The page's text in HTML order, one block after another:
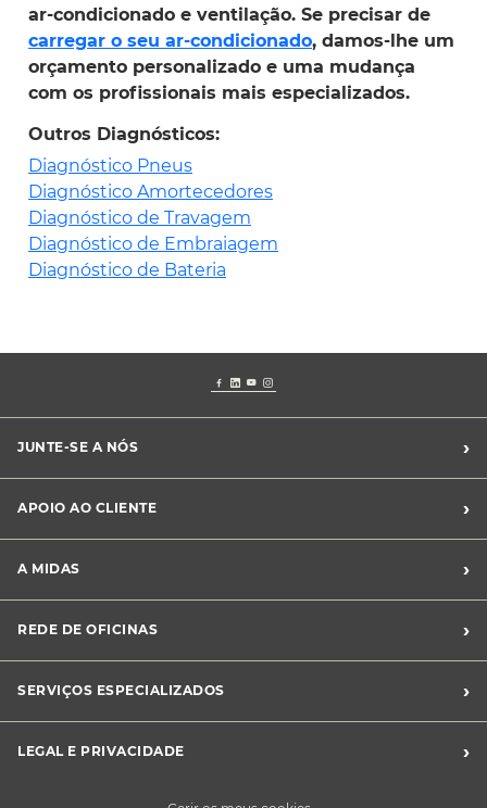
ar-condicionado e ventilação. Se precisar de
carregar o seu ar-condicionado, damos-lhe um
orçamento personalizado e uma mudança
com os profissionais mais especializados.
Outros Diagnósticos:
Diagnóstico Pneus
Diagnóstico Amortecedores
Diagnóstico de Travagem
Diagnóstico de Embraiagem
Diagnóstico de Bateria
JUNTE-SE A NÓS ›
Franchising Midas
APOIO AO CLIENTE ›
Livro de Reclamações
Canal de Denúncias
Perguntas Frequentes
A MIDAS ›
Sustentabilidade
Notícias Midas
REDE DE OFICINAS ›
SERVIÇOS ESPECIALIZADOS
›
LEGAL E PRIVACIDADE
›